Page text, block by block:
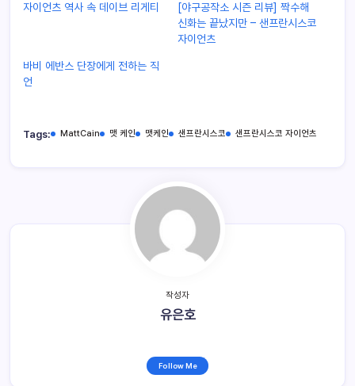
자이언츠 역사 속 데이브 리게티
[야구공작소 시즌 리뷰] 짝수해
신화는 끝났지만 – 샌프란시스코
자이언츠
바비 에반스 단장에게 전하는 직
언
Tags: MattCain 맷 케인 맷케인 샌프란시스코 샌프란시스코 자이언츠
작성자
유은호
Follow Me